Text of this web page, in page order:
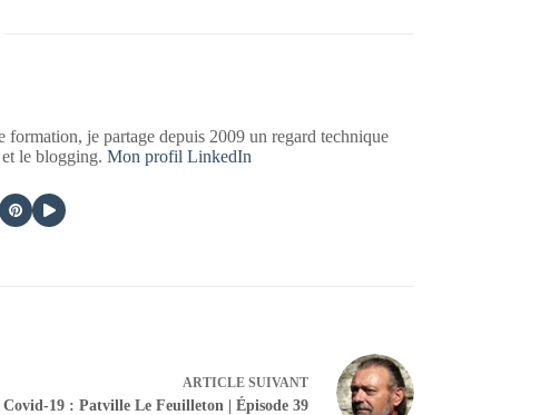
je partage depuis 2009 un regard technique
et le blogging.Mon profil LinkedIn
ARTICLESUIVANT
Covid-19 : Patville Le Feuilleton | Épisode 39